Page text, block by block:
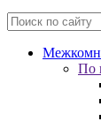
По